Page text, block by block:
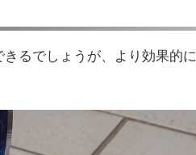
るでしょうが、より効果的